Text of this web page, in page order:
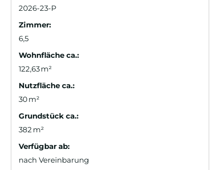
2026-23-P
Zimmer:
6,5
Wohnfläche ca.:
122,63 m²
Nutzfläche ca.:
30 m²
Grund­stück ca.:
382 m²
Verfügbar ab:
nach Vereinbarung